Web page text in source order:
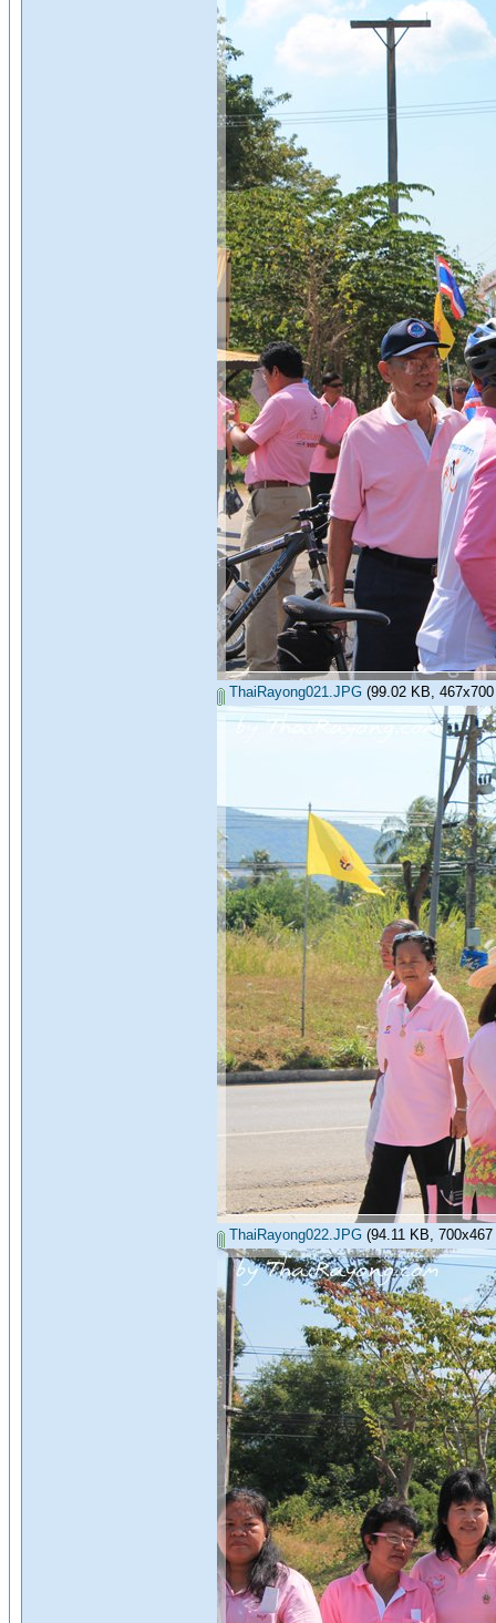
ThaiRayong021.JPG (99.02 KB,
ThaiRayong022.JPG (94.11 KB,